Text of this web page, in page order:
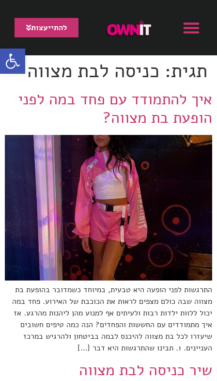
פתח
להתייעצות
תגית: כניסה לבת מצווה
איך להתמודד עם פחד במה לפני
הופעת בת מצווה?
התרגשות לפני הופעה היא טבעית, במיוחד כשמדובר בהופעת בת
מצווה שבה כולם מצפים לראות את הכוכבת של האירוע. פחד במה
יכול ללוות ילדות רבות ולעיתים אף למנוע מהן ליהנות מהרגע. אז
איך מתמודדים עם החששות והפחדים? הנה כמה טיפים חשובים
שיעזרו לכל בת מצווה להיכנס לבמה בביטחון ולהרגיש במרכז
העניינים. 1. תבינו שהתרגשות היא דבר […]
שיר כניסה לבת מצווה